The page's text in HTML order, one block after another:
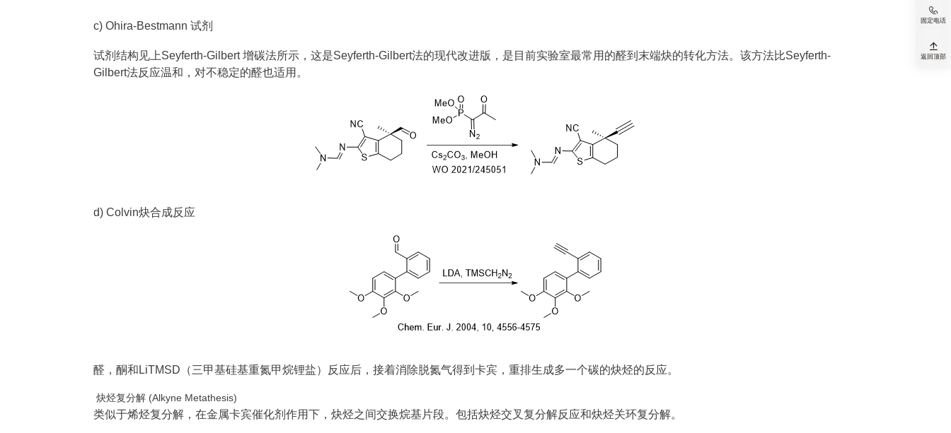
c) Ohira-Bestmann 试剂
试剂结构见上Seyferth-Gilbert 增碳法所示，这是Seyferth-Gilbert法的现代改进版，是目前实验室最常用的醛到末端炔的转化方法。该方法比Seyferth-
Gilbert法反应温和，对不稳定的醛也适用。
d) Colvin炔合成反应
醛，酮和LiTMSD（三甲基硅基重氮甲烷锂盐）反应后，接着消除脱氮气得到卡宾，重排生成多一个碳的炔烃的反应。
炔烃复分解 (Alkyne Metathesis)
类似于烯烃复分解，在金属卡宾催化剂作用下，炔烃之间交换烷基片段。包括炔烃交叉复分解反应和炔烃关环复分解。

固定电话

返回顶部